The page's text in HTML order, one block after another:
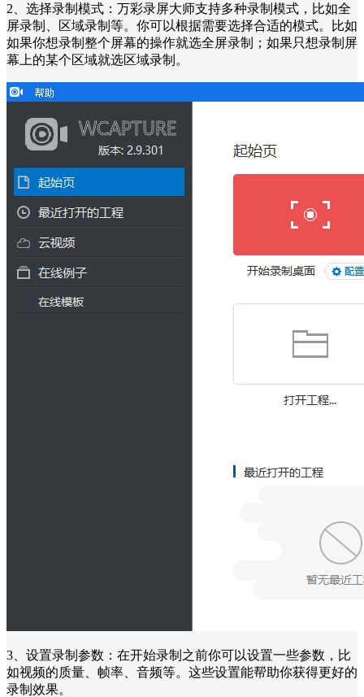
2、选择录制模式：万彩录屏大师支持多种录制模式，比如全
屏录制、区域录制等。你可以根据需要选择合适的模式。比如
如果你想录制整个屏幕的操作就选全屏录制；如果只想录制屏
幕上的某个区域就选区域录制。
3、设置录制参数：在开始录制之前你可以设置一些参数，比
如视频的质量、帧率、音频等。这些设置能帮助你获得更好的
录制效果。